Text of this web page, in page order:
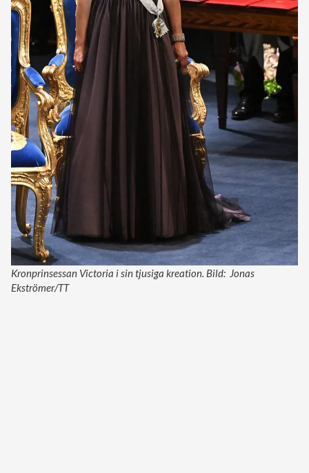
Kronprinsessan Victoria i sin tjusiga kreation. Bild: Jonas
Ekströmer/TT